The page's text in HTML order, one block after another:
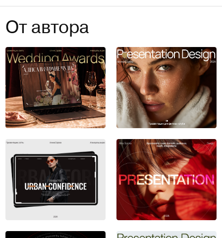
От автора